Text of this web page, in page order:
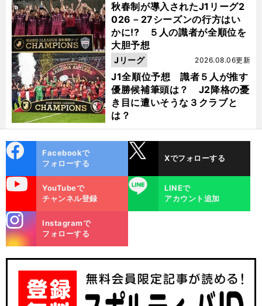
秋春制が導入されたJ1リーグ2
026－27シーズンの行方はい
かに!? ５人の識者が全順位を
大胆予想
J1全順位予想 識者５人が推す
優勝候補筆頭は？ J2降格の憂
き目に遭いそうな３クラブと
は？
2026.08.06更新
Jリーグ
ok
Facebookで
フォローする
Xでフォローする
YouTubeで
チャンネル登録
LINE
LINEで
アカウント追加
m
Instagramで
フォローする